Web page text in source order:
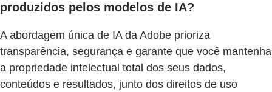
produzidos pelos modelos de IA?
A abordagem única de IA da Adobe prioriza
transparência, segurança e garante que você mantenha
a propriedade intelectual total dos seus dados,
conteúdos e resultados, junto dos direitos de uso